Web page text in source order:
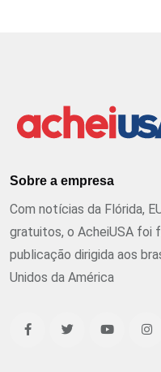
Sobre a empresa
Com notícias da Flórida,
gratuitos, o AcheiUSA foi
publicação dirigida aos
Unidos da América